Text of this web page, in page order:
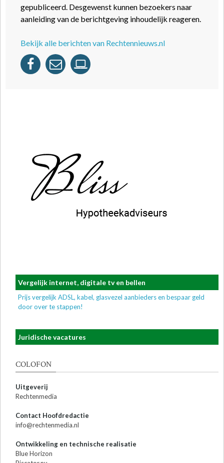
gepubliceerd. Desgewenst kunnen bezoekers naar
aanleiding van de berichtgeving inhoudelijk reageren.
Bekijk alle berichten van Rechtennieuws.nl
Vergelijk internet, digitale tv en bellen
Prijs vergelijk ADSL, kabel, glasvezel aanbieders en bespaar geld
door over te stappen!
Juridische vacatures
COLOFON
Uitgeverij
Rechtenmedia
Contact Hoofdredactie
info@rechtenmedia.nl
Ontwikkeling en technische realisatie
Blue Horizon